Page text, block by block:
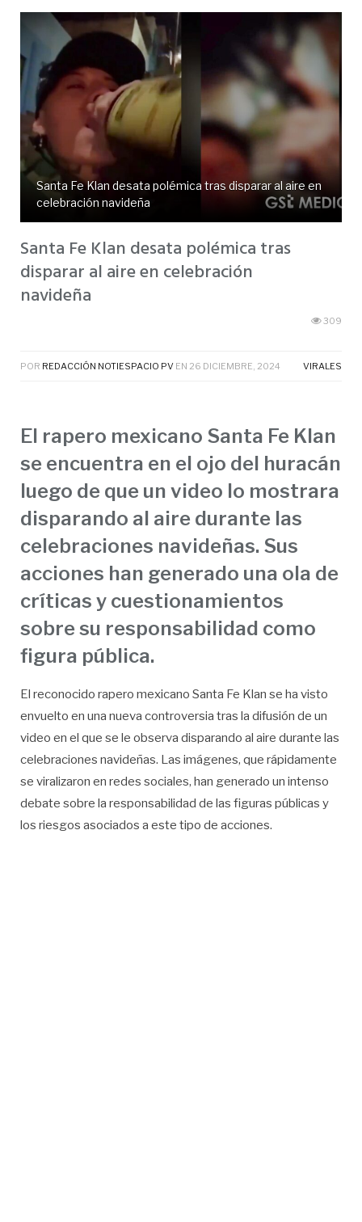
Santa Fe Klan desata polémica tras disparar al aire en
celebración navideña
Santa Fe Klan desata polémica tras
disparar al aire en celebración
navideña
309
POR REDACCIÓN NOTIESPACIO PV EN 26 DICIEMBRE, 2024 VIRALES
El rapero mexicano Santa Fe Klan
se encuentra en el ojo del huracán
luego de que un video lo mostrara
disparando al aire durante las
celebraciones navideñas. Sus
acciones han generado una ola de
críticas y cuestionamientos
sobre su responsabilidad como
figura pública.
El reconocido rapero mexicano Santa Fe Klan se ha visto
envuelto en una nueva controversia tras la difusión de un
video en el que se le observa disparando al aire durante las
celebraciones navideñas. Las imágenes, que rápidamente
se viralizaron en redes sociales, han generado un intenso
debate sobre la responsabilidad de las figuras públicas y
los riesgos asociados a este tipo de acciones.